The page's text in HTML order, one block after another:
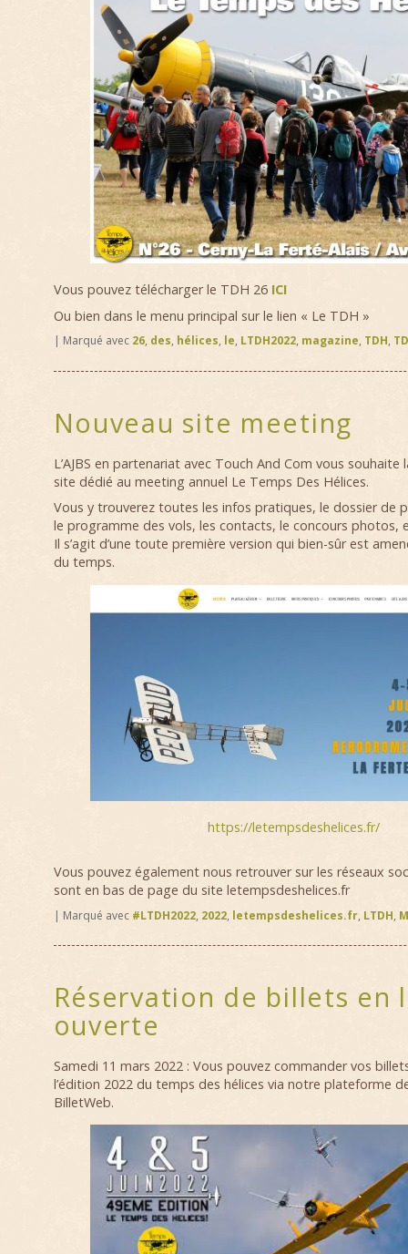
Vous pouvez télécharger le TDH 26 ICI
Ou bien dans le menu principal sur le lien « Le TDH »
| Marqué avec 26, des, hélices, le, LTDH2022, magazine, TDH,
Nouveau site meeting
L’AJBS en partenariat avec Touch And Com vous souhaite
site dédié au meeting annuel Le Temps Des Hélices.
Vous y trouverez toutes les infos pratiques, le dossier de
le programme des vols, les contacts, le concours photos,
Il s’agit d’une toute première version qui bien-sûr est
du temps.
https://letempsdeshelices.fr/
Vous pouvez également nous retrouver sur les réseaux
sont en bas de page du site letempsdeshelices.fr
| Marqué avec #LTDH2022, 2022, letempsdeshelices.fr, LTDH,
Réservation de billets en
ouverte
Samedi 11 mars 2022 : Vous pouvez commander vos
l’édition 2022 du temps des hélices via notre plateforme
BilletWeb.